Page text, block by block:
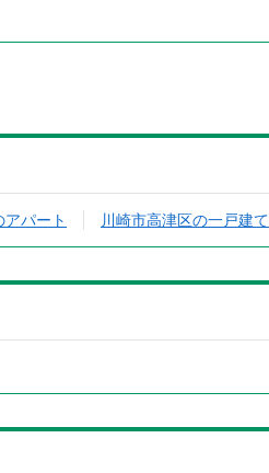
アパート 川崎市高津区の一戸建て